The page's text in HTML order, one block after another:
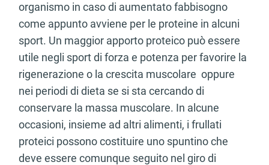
organismo in caso di aumentato fabbisogno
come appunto avviene per le proteine in alcuni
sport. Un maggior apporto proteico può essere
utile negli sport di forza e potenza per favorire la
rigenerazione o la crescita muscolare oppure
nei periodi di dieta se si sta cercando di
conservare la massa muscolare. In alcune
occasioni, insieme ad altri alimenti, i frullati
proteici possono costituire uno spuntino che
deve essere comunque seguito nel giro di